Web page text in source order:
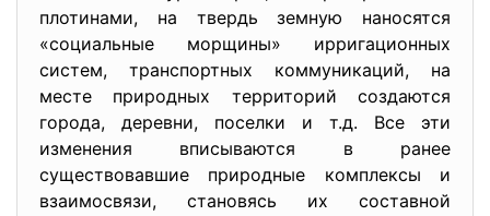
плотинами, на твердь земную наносятся
«социальные морщины» ирригационных
систем, транспортных коммуникаций, на
месте природных территорий создаются
города, деревни, поселки и т.д. Все эти
изменения вписываются в ранее
существовавшие природные комплексы и
взаимосвязи, становясь их составной